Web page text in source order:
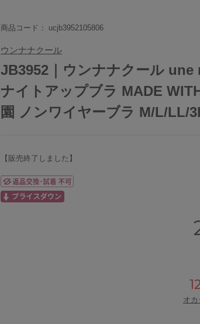
商品コード： ucjb3952105806
ウンナナクール
JB3952｜ウンナナクール une
ナイトアップブラ MADE
園 ノンワイヤーブラ M/L/LL/
【販売終了しました】
オ